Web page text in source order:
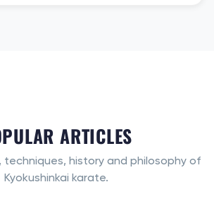
ARTICLES
history and philosophy of
Kyokushinkai karate.